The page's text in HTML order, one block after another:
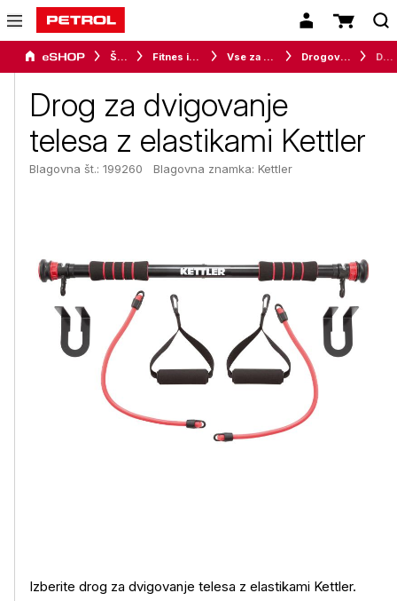
Šport Fitnes in vadba Vse za vadbo Drogovi, ročke in trakovi
Drog za dvigovanje
telesa z elastikami Kettler
Blagovna št.: 199260 Blagovna znamka: Kettler
Izberite drog za dvigovanje telesa z elastikami Kettler.